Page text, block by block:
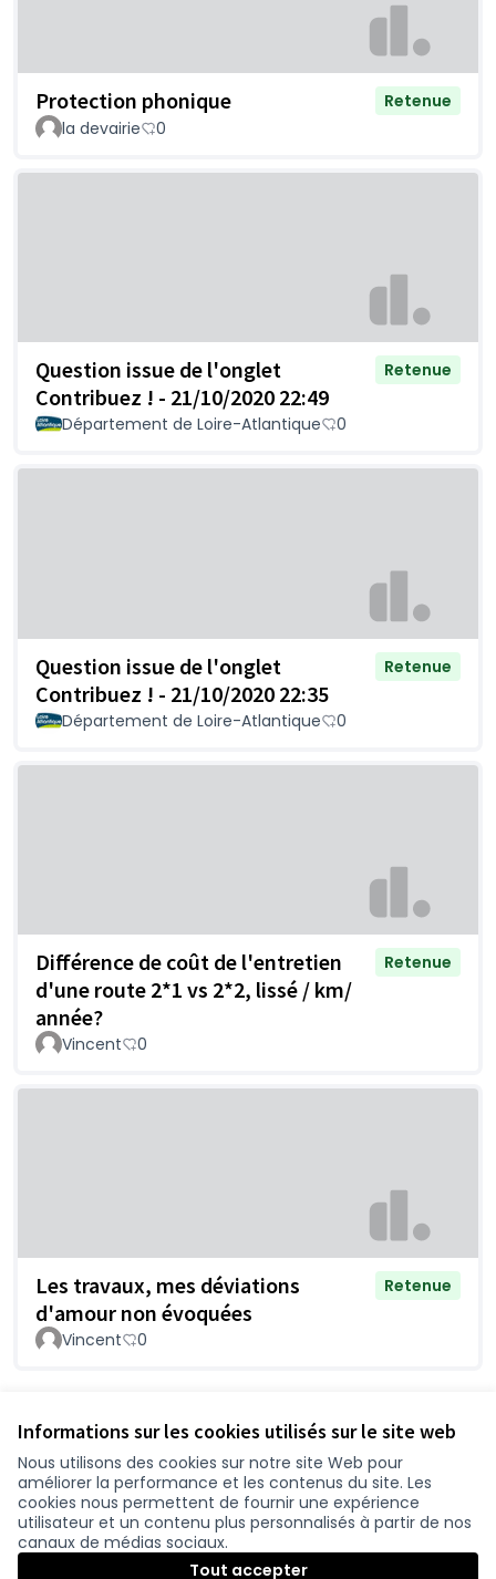
Informations sur les cookies utilisés sur le site web
Nous utilisons des cookies sur notre site Web pour
améliorer la performance et les contenus du site. Les
cookies nous permettent de fournir une expérience
utilisateur et un contenu plus personnalisés à partir de nos
canaux de médias sociaux.
Tout accepter
Protection phonique
Retenue
la devairie
0
Question issue de l'onglet
Contribuez ! - 21/10/2020 22:49
Retenue
Département de Loire-Atlantique 0
Question issue de l'onglet
Contribuez ! - 21/10/2020 22:35
Retenue
Département de Loire-Atlantique 0
Différence de coût de l'entretien
d'une route 2*1 vs 2*2, lissé / km/
année?
Retenue
Vincent 0
Les travaux, mes déviations
d'amour non évoquées
Retenue
Vincent 0
Conditions d'utilisation
Paramètres des cookies
participer.loire-atlantique.fr sur Facebook
(Nouvelle fenêtre)
participer.loire-atlantique.fr sur Instagram
(Nouvelle fenêtre)
participer.loire-atlantique.fr sur YouTube
(Nouvelle fenêtre)